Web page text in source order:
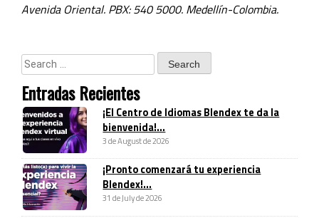
Avenida Oriental. PBX: 540 5000. Medellín-Colombia.
Entradas Recientes
¡El Centro de Idiomas Blendex te da la
bienvenida!...
3 de August de 2026
¡Pronto comenzará tu experiencia
Blendex!...
31 de July de 2026